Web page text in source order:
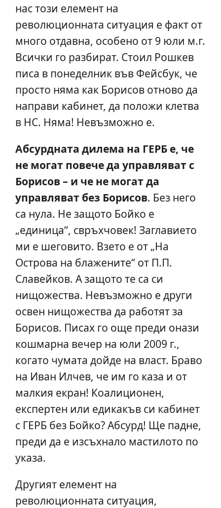
нас този елемент на
революционната ситуация е факт от
много отдавна, особено от 9 юли м.г.
Всички го разбират. Стоил Рошкев
писа в понеделник във Фейсбук, че
просто няма как Борисов отново да
направи кабинет, да положи клетва
в НС. Няма! Невъзможно е.
Абсурдната дилема на ГЕРБ е, че
не могат повече да управляват с
Борисов – и че не могат да
управляват без Борисов. Без него
са нула. Не защото Бойко е
„единица“, свръхчовек! Заглавието
ми е шеговито. Взето е от „На
Острова на блажените“ от П.П.
Славейков. А защото те са си
нищожества. Невъзможно е други
освен нищожества да работят за
Борисов. Писах го още преди онази
кошмарна вечер на юли 2009 г.,
когато чумата дойде на власт. Браво
на Иван Илчев, че им го каза и от
малкия екран! Коалиционен,
експертен или едикакъв си кабинет
с ГЕРБ без Бойко? Абсурд! Ще падне,
преди да е изсъхнало мастилото по
указа.
Другият елемент на
революционната ситуация,